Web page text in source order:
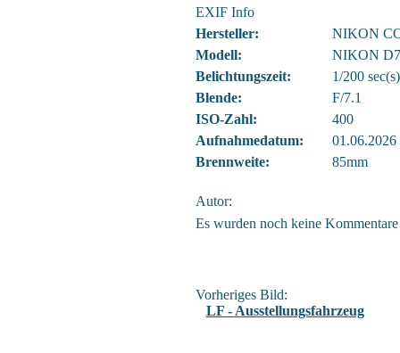
EXIF Info
Hersteller:
NIKON
Modell:
NIKON
Belichtungszeit:
1/200 sec(s)
Blende:
F/7.1
ISO-Zahl:
400
Aufnahmedatum:
01.06.2026
Brennweite:
85mm
Autor:
Es wurden noch keine Kommentare
Vorheriges Bild:
LF - Ausstellungsfahrzeug